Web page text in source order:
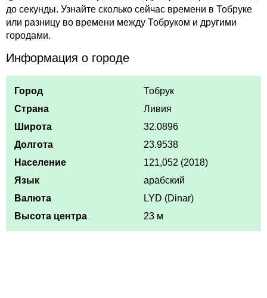
до секунды. Узнайте сколько сейчас времени в Тобруке
или разницу во времени между Тобруком и другими
городами.
Информация о городе
Город
Тобрук
Страна
Ливия
Широта
32.0896
Долгота
23.9538
Население
121,052 (2018)
Язык
арабский
Валюта
LYD (Dinar)
Высота центра
23 м